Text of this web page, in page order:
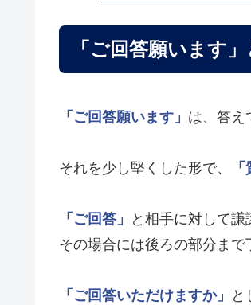
「ご回答願います
「ご回答願います」 は、答え
それを少し堅くした形で、
「ご回答」
と相手に対して謙
その場合には後ろの部分まで
「ご回答いただけますか」 と